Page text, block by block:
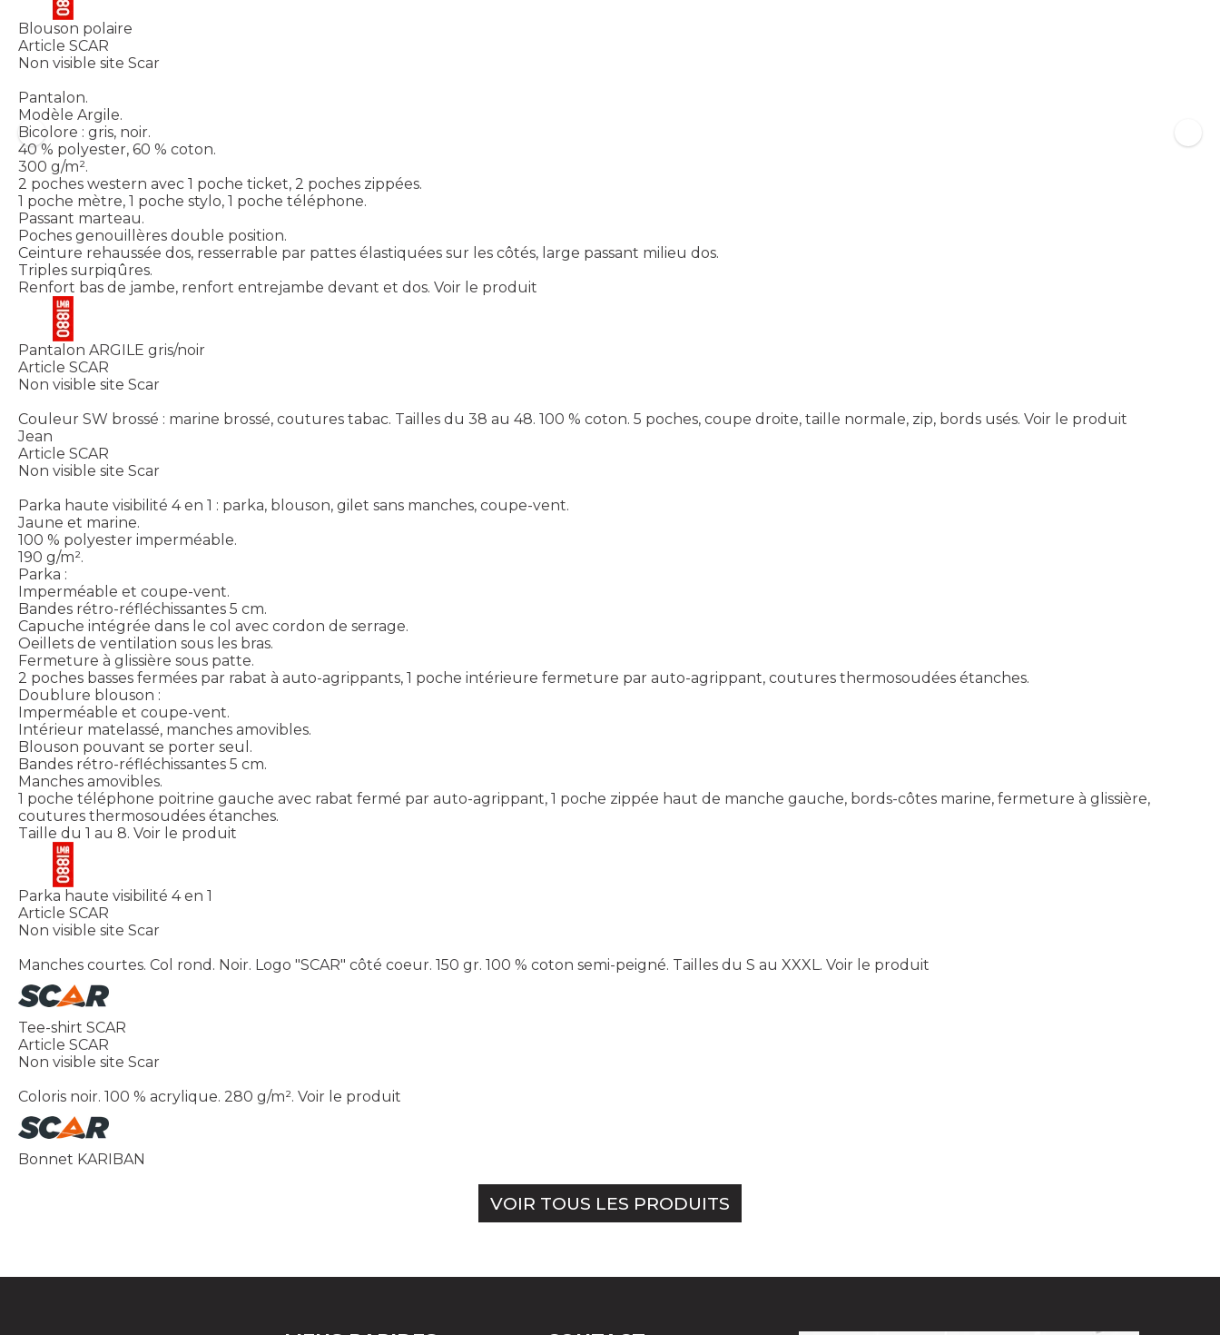
Blouson polaire
Article SCAR
Non visible site Scar
Pantalon.
Modèle Argile.
Bicolore : gris, noir.
40 % polyester, 60 % coton.
300 g/m².
2 poches western avec 1 poche ticket, 2 poches zippées.
1 poche mètre, 1 poche stylo, 1 poche téléphone.
Passant marteau.
Poches genouillères double position.
Ceinture rehaussée dos, resserrable par pattes élastiquées sur les côtés, large passant milieu dos.
Triples surpiqûres.
Renfort bas de jambe, renfort entrejambe devant et dos. Voir le produit
Pantalon ARGILE gris/noir
Article SCAR
Non visible site Scar
Couleur SW brossé : marine brossé, coutures tabac. Tailles du 38 au 48. 100 % coton. 5 poches, coupe droite, taille normale, zip, bords usés. Voir le produit
Jean
Article SCAR
Non visible site Scar
Parka haute visibilité 4 en 1 : parka, blouson, gilet sans manches, coupe-vent.
Jaune et marine.
100 % polyester imperméable.
190 g/m².
Parka :
Imperméable et coupe-vent.
Bandes rétro-réfléchissantes 5 cm.
Capuche intégrée dans le col avec cordon de serrage.
Oeillets de ventilation sous les bras.
Fermeture à glissière sous patte.
2 poches basses fermées par rabat à auto-agrippants, 1 poche intérieure fermeture par auto-agrippant, coutures thermosoudées étanches.
Doublure blouson :
Imperméable et coupe-vent.
Intérieur matelassé, manches amovibles.
Blouson pouvant se porter seul.
Bandes rétro-réfléchissantes 5 cm.
Manches amovibles.
1 poche téléphone poitrine gauche avec rabat fermé par auto-agrippant, 1 poche zippée haut de manche gauche, bords-côtes marine, fermeture à glissière,
coutures thermosoudées étanches.
Taille du 1 au 8. Voir le produit
Parka haute visibilité 4 en 1
Article SCAR
Non visible site Scar
Manches courtes. Col rond. Noir. Logo "SCAR" côté coeur. 150 gr. 100 % coton semi-peigné. Tailles du S au XXXL. Voir le produit
Tee-shirt SCAR
Article SCAR
Non visible site Scar
Coloris noir. 100 % acrylique. 280 g/m². Voir le produit
Bonnet KARIBAN
VOIR TOUS LES PRODUITS